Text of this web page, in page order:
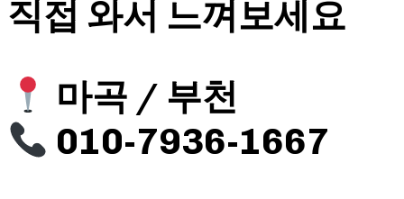
직접 와서 느껴보세요
마곡 / 부천
010-7936-1667